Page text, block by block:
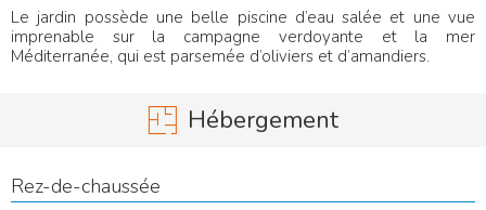
Le jardin possède une belle piscine d’eau salée et une vue
imprenable sur la campagne verdoyante et la mer
Méditerranée, qui est parsemée d’oliviers et d’amandiers.
Hébergement
Rez-de-chaussée